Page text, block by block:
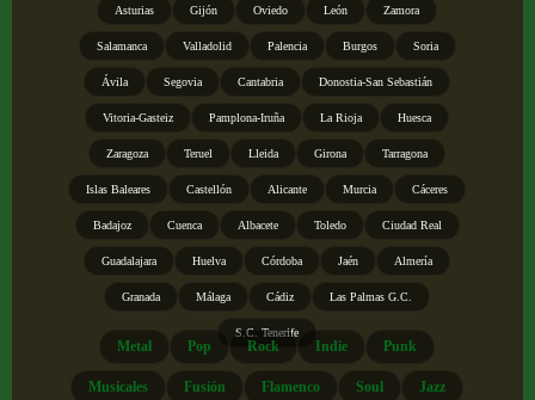
Asturias Gijón Oviedo León Zamora
Salamanca Valladolid Palencia Burgos Soria
Ávila Segovia Cantabria Donostia-San Sebastián
Vitoria-Gasteiz Pamplona-Iruña La Rioja Huesca
Zaragoza Teruel Lleida Girona Tarragona
Islas Baleares Castellón Alicante Murcia Cáceres
Badajoz Cuenca Albacete Toledo Ciudad Real
Guadalajara Huelva Córdoba Jaén Almería
Granada Málaga Cádiz Las Palmas G.C.
S.C. Tenerife
Metal Pop Rock Indie Punk
Musicales Fusión Flamenco Soul Jazz